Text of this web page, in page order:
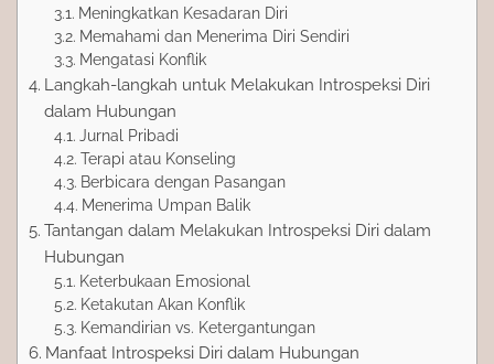
Meningkatkan Kesadaran Diri
Memahami dan Menerima Diri Sendiri
Mengatasi Konflik
Langkah-langkah untuk Melakukan Introspeksi Diri
dalam Hubungan
Jurnal Pribadi
Terapi atau Konseling
Berbicara dengan Pasangan
Menerima Umpan Balik
Tantangan dalam Melakukan Introspeksi Diri dalam
Hubungan
Keterbukaan Emosional
Ketakutan Akan Konflik
Kemandirian vs. Ketergantungan
Manfaat Introspeksi Diri dalam Hubungan